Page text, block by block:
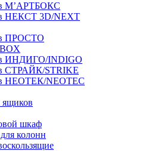
М’АРТБОКС
НЕКСТ 3D/NEXT
ПРОСТО
ИНДИГО/INDIGO
СТРАЙК/STRIKE
НЕОТЕК/NEOTEC
ящиков
шкаф
колонн